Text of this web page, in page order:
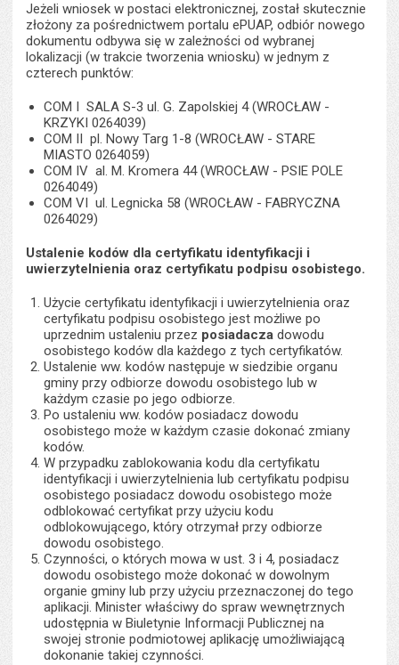
Jeżeli wniosek w postaci elektronicznej, został skutecznie
złożony za pośrednictwem portalu ePUAP, odbiór nowego
dokumentu odbywa się w zależności od wybranej
lokalizacji (w trakcie tworzenia wniosku) w jednym z
czterech punktów:
COM I SALA S-3 ul. G. Zapolskiej 4 (WROCŁAW -
KRZYKI 0264039)
COM II pl. Nowy Targ 1-8 (WROCŁAW - STARE
MIASTO 0264059)
COM IV al. M. Kromera 44 (WROCŁAW - PSIE POLE
0264049)
COM VI ul. Legnicka 58 (WROCŁAW - FABRYCZNA
0264029)
Ustalenie kodów dla certyfikatu identyfikacji i
uwierzytelnienia oraz certyfikatu podpisu osobistego.
Użycie certyfikatu identyfikacji i uwierzytelnienia oraz
certyfikatu podpisu osobistego jest możliwe po
uprzednim ustaleniu przez posiadacza dowodu
osobistego kodów dla każdego z tych certyfikatów.
Ustalenie ww. kodów następuje w siedzibie organu
gminy przy odbiorze dowodu osobistego lub w
każdym czasie po jego odbiorze.
Po ustaleniu ww. kodów posiadacz dowodu
osobistego może w każdym czasie dokonać zmiany
kodów.
W przypadku zablokowania kodu dla certyfikatu
identyfikacji i uwierzytelnienia lub certyfikatu podpisu
osobistego posiadacz dowodu osobistego może
odblokować certyfikat przy użyciu kodu
odblokowującego, który otrzymał przy odbiorze
dowodu osobistego.
Czynności, o których mowa w ust. 3 i 4, posiadacz
dowodu osobistego może dokonać w dowolnym
organie gminy lub przy użyciu przeznaczonej do tego
aplikacji. Minister właściwy do spraw wewnętrznych
udostępnia w Biuletynie Informacji Publicznej na
swojej stronie podmiotowej aplikację umożliwiającą
dokonanie takiej czynności.